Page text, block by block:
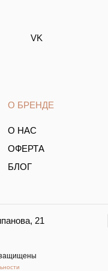
О БРЕНДЕ
О НАС
ОФЕРТА
БЛОГ
VK
21
защищены